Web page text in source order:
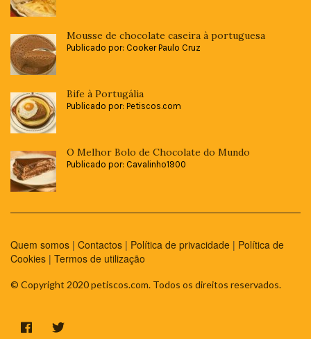
Mousse de chocolate caseira à portuguesa
Publicado por: Cooker Paulo Cruz
Bife à Portugália
Publicado por: Petiscos.com
O Melhor Bolo de Chocolate do Mundo
Publicado por: Cavalinho1900
Quem somos | Contactos | Política de privacidade | Política de
Cookies | Termos de utilização
© Copyright 2020 petiscos.com. Todos os direitos reservados.